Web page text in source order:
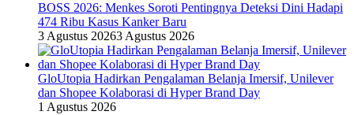
BOSS 2026: Menkes Soroti Pentingnya Deteksi Dini Hadapi
474 Ribu Kasus Kanker Baru
3 Agustus 20263 Agustus 2026
GloUtopia Hadirkan Pengalaman Belanja Imersif, Unilever
dan Shopee Kolaborasi di Hyper Brand Day
1 Agustus 2026